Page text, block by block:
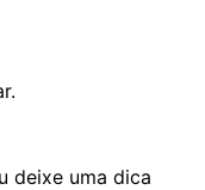
deixe uma dica